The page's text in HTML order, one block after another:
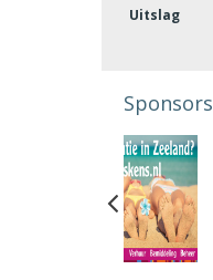
Uitslag
Sponsors
Previous